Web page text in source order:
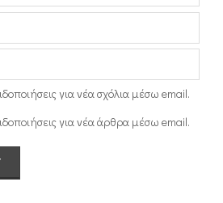
για νέα σχόλια μέσω email.
για νέα άρθρα μέσω email.